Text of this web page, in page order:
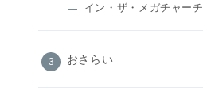
イン・ザ・メガチャーチ
おさらい